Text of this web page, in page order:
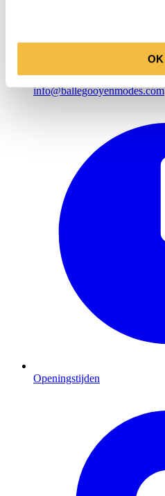
OK
info@ballegooyenmodes.com
Openingstijden